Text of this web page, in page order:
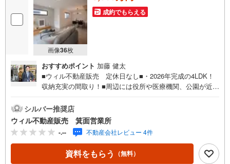
画像36枚
成約でもらえる
おすすめポイント 加藤 健太
■ウィル不動産販売 定休日なし■・2026年完成の4LDK！
収納充実の間取り！■周辺には役所や医療機関、公園が近く
さまの通学も安心！■第一種低層住居専用地域×ニュータウ
ン内！■全2区画の分譲地！■敷地面積約55坪！ゆとりある
新築戸建！■2026年5月築！完成したてです！■制震ダンパ
ー採用！■南側道路につき陽当たり良好！■とても広いLD
K！約20帖の広さ！■全居室収納×廊下収納！■玄関にはシュ
ーズボックスの他にSIC！ベビーカーなどの大型荷物も収
シルバー推奨店
ウィル不動産販売 箕面営業所
-.-- 不動産会社レビュー 4件
資料をもらう （無料）